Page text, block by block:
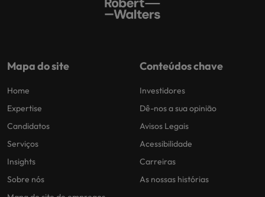
Mapa do site
Home
Expertise
Candidatos
Serviços
Insights
Sobre nós
Conteúdos chave
Investidores
Dê-nos a sua opinião
Avisos Legais
Acessibilidade
Carreiras
As nossas histórias